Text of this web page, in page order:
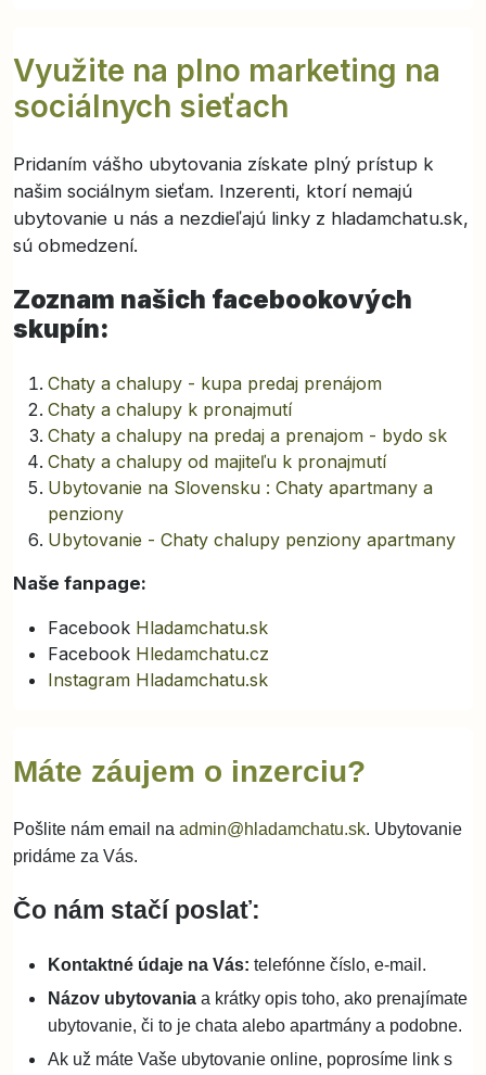
Využite na plno marketing na
sociálnych sieťach
Pridaním vášho ubytovania získate plný prístup k
našim sociálnym sieťam. Inzerenti, ktorí nemajú
ubytovanie u nás a nezdieľajú linky z hladamchatu.sk,
sú obmedzení.
Zoznam našich facebookových
skupín:
Chaty a chalupy - kupa predaj prenájom
Chaty a chalupy k pronajmutí
Chaty a chalupy na predaj a prenajom - bydo sk
Chaty a chalupy od majiteľu k pronajmutí
Ubytovanie na Slovensku : Chaty apartmany a
penziony
Ubytovanie - Chaty chalupy penziony apartmany
Naše fanpage:
Facebook Hladamchatu.sk
Facebook Hledamchatu.cz
Instagram Hladamchatu.sk
Máte záujem o inzerciu?
Pošlite nám email na admin@hladamchatu.sk. Ubytovanie
pridáme za Vás.
Čo nám stačí poslať:
Kontaktné údaje na Vás: telefónne číslo, e-mail.
Názov ubytovania a krátky opis toho, ako prenajímate
ubytovanie, či to je chata alebo apartmány a podobne.
Ak už máte Vaše ubytovanie online, poprosíme link s